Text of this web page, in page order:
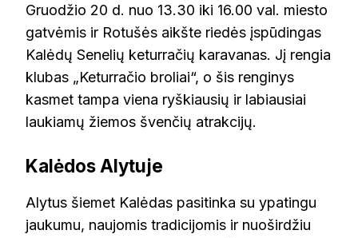
Gruodžio 20 d. nuo 13.30 iki 16.00 val. miesto
gatvėmis ir Rotušės aikšte riedės įspūdingas
Kalėdų Senelių keturračių karavanas. Jį rengia
klubas „Keturračio broliai“, o šis renginys
kasmet tampa viena ryškiausių ir labiausiai
laukiamų žiemos švenčių atrakcijų.
Kalėdos Alytuje
Alytus šiemet Kalėdas pasitinka su ypatingu
jaukumu, naujomis tradicijomis ir nuoširdžiu